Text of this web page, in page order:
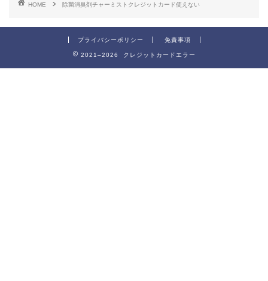
HOME 除菌消臭剤チャーミストクレジットカード使えない
プライバシーポリシー 免責事項
2021–2026 クレジットカードエラー